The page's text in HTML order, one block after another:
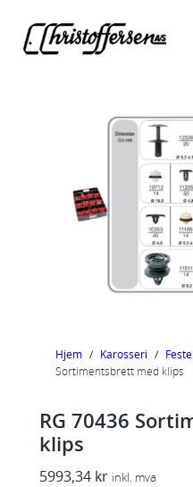
Hjem / Karosseri /
Sortimentsbrett med klips
RG 70436
klips
5993,34 kr inkl. mva